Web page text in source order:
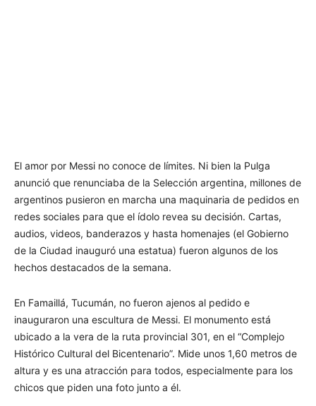
El amor por Messi no conoce de límites. Ni bien la Pulga
anunció que renunciaba de la Selección argentina, millones de
argentinos pusieron en marcha una maquinaria de pedidos en
redes sociales para que el ídolo revea su decisión. Cartas,
audios, videos, banderazos y hasta homenajes (el Gobierno
de la Ciudad inauguró una estatua) fueron algunos de los
hechos destacados de la semana.
En Famaillá, Tucumán, no fueron ajenos al pedido e
inauguraron una escultura de Messi. El monumento está
ubicado a la vera de la ruta provincial 301, en el “Complejo
Histórico Cultural del Bicentenario”. Mide unos 1,60 metros de
altura y es una atracción para todos, especialmente para los
chicos que piden una foto junto a él.